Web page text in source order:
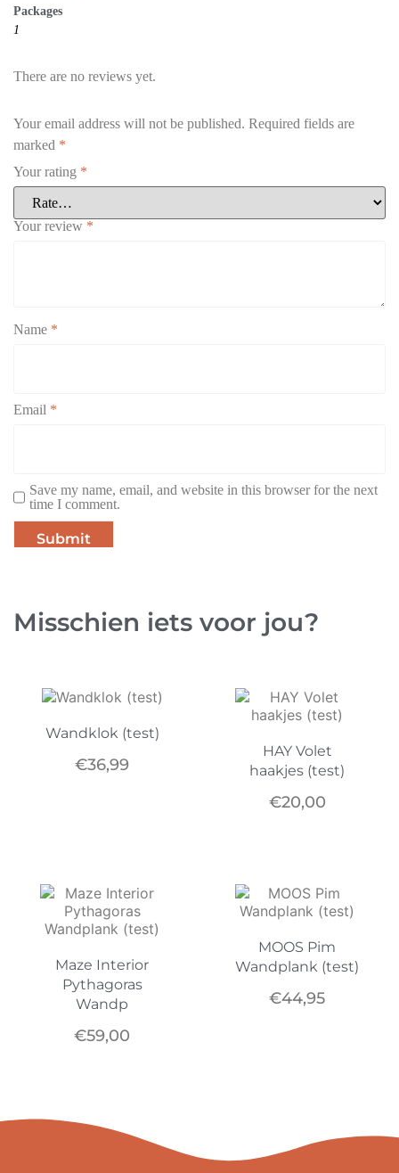
Packages
1
There are no reviews yet.
Your email address will not be published. Required fields are
marked *
Your rating *
Your review *
Name *
Email *
Save my name, email, and website in this browser for the next
time I comment.
Misschien iets voor jou?
Wandklok (test)
€36,99
HAY Volet
haakjes (test)
€20,00
Maze Interior
Pythagoras
Wandp
€59,00
MOOS Pim
Wandplank (test)
€44,95